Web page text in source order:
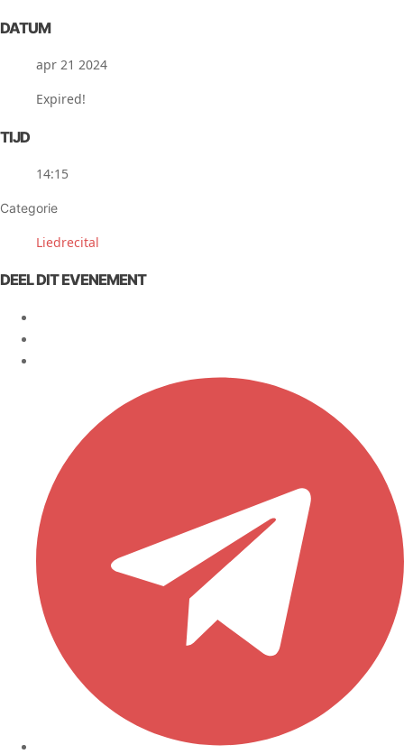
DATUM
apr 21 2024
Expired!
TIJD
14:15
Categorie
Liedrecital
DEEL DIT EVENEMENT